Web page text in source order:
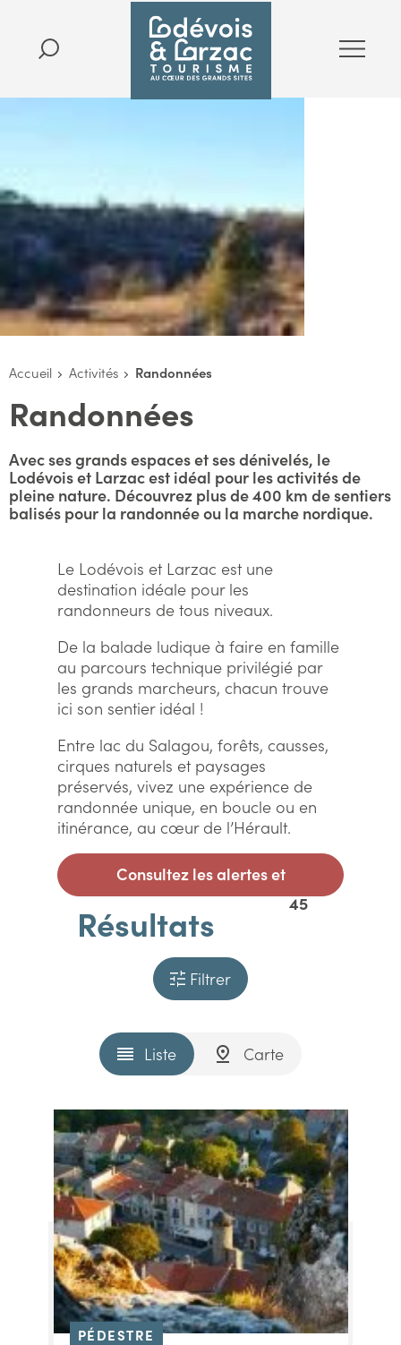
Accueil Activités Randonnées
Randonnées
Avec ses grands espaces et ses dénivelés, le
Lodévois et Larzac est idéal pour les activités de
pleine nature. Découvrez plus de 400 km de sentiers
balisés pour la randonnée ou la marche nordique.
Le Lodévois et Larzac est une
destination idéale pour les
randonneurs de tous niveaux.
De la balade ludique à faire en famille
au parcours technique privilégié par
les grands marcheurs, chacun trouve
ici son sentier idéal !
Entre lac du Salagou, forêts, causses,
cirques naturels et paysages
préservés, vivez une expérience de
randonnée unique, en boucle ou en
itinérance, au cœur de l’Hérault.
Consultez les alertes et
informations
45
Résultats
Filtrer
Liste Carte
PÉDESTRE